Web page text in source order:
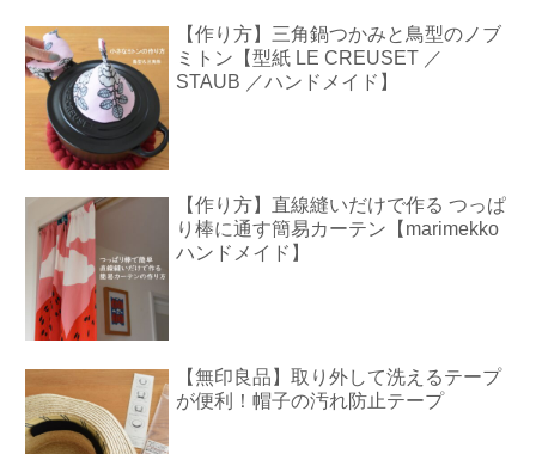
【作り方】三角鍋つかみと鳥型のノブ
ミトン【型紙 LE CREUSET ／
STAUB ／ハンドメイド】
【作り方】直線縫いだけで作る つっぱ
り棒に通す簡易カーテン【marimekko
ハンドメイド】
【無印良品】取り外して洗えるテープ
が便利！帽子の汚れ防止テープ